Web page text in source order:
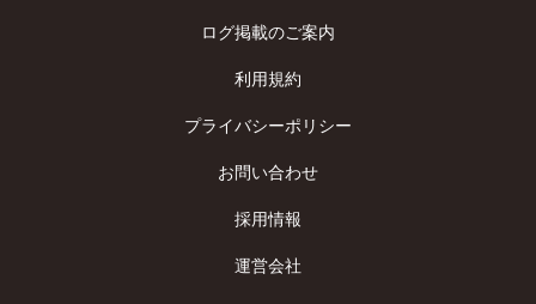
ログ掲載のご案内
利用規約
プライバシーポリシー
お問い合わせ
採用情報
運営会社